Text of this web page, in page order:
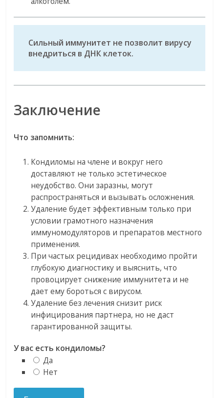
Сильный иммунитет не позволит вирусу
внедриться в ДНК клеток.
Заключение
Что запомнить:
Кондиломы на члене и вокруг него
доставляют не только эстетическое
неудобство. Они заразны, могут
распространяться и вызывать осложнения.
Удаление будет эффективным только при
условии грамотного назначения
иммуномодуляторов и препаратов местного
применения.
При частых рецидивах необходимо пройти
глубокую диагностику и выяснить, что
провоцирует снижение иммунитета и не
дает ему бороться с вирусом.
Удаление без лечения снизит риск
инфицирования партнера, но не даст
гарантированной защиты.
У вас есть кондиломы?
Да
Нет